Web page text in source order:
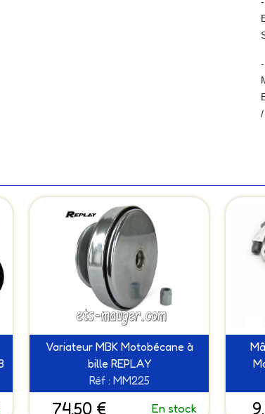
Variateur MBK Motobécane à
bille REPLAY
Réf : MM225
74.50 € En stock